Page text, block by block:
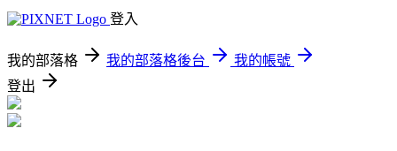
登入
我的部落格 我的部落格後台
我的帳號
登出